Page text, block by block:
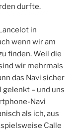
durfte.
in
wenn wir am
finden. Weil die
wir mehrmals
das Navi sicher
gelenkt – und uns
Navi
als ich, aus
Calle